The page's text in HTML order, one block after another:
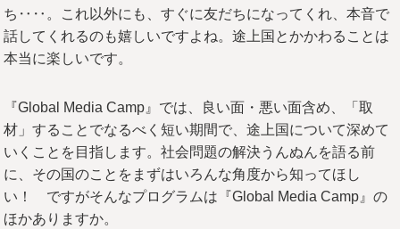
ち‥‥。これ以外にも、すぐに友だちになってくれ、本音で
話してくれるのも嬉しいですよね。途上国とかかわることは
本当に楽しいです。
『Global Media Camp』では、良い面・悪い面含め、「取
材」することでなるべく短い期間で、途上国について深めて
いくことを目指します。社会問題の解決うんぬんを語る前
に、その国のことをまずはいろんな角度から知ってほし
い！ ですがそんなプログラムは『Global Media Camp』の
ほかありますか。